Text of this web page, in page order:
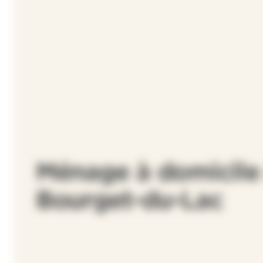
Ménage à
Bourget-du-Lac